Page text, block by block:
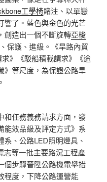
工學椅賭注、以單戀
響了。藍色與金色的光芒
創造出一個不斷旋轉亞梭
保護、進級。《旱路內貿
》《駁船積載請求》《途
》等尺度，為保證公路旱
任務義務請求方面，發
能效品級及評定方式》系
、公路LED照明燈具、
志等一批主要路況工程產
個步驟晉陞公路機電舉措
程度，下降公路運營能